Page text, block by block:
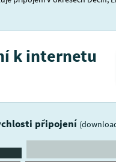
k internetu
připojení